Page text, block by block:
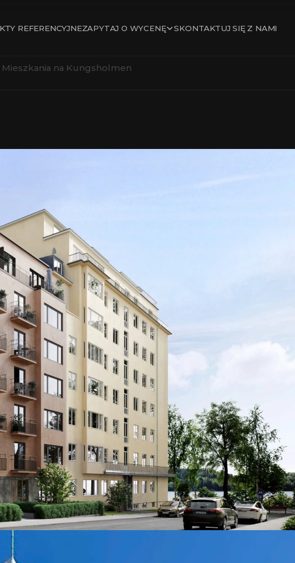
REFERENCYJNEZAPYTAJ O WYCENĘ SKONTAKTUJ SIĘ Z NAMI
Mieszkania na Kungsholmen